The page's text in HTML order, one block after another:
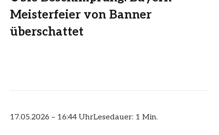
Meisterfeier von Banner
überschattet
17.05.2026 – 16:44 UhrLesedauer: 1 Min.